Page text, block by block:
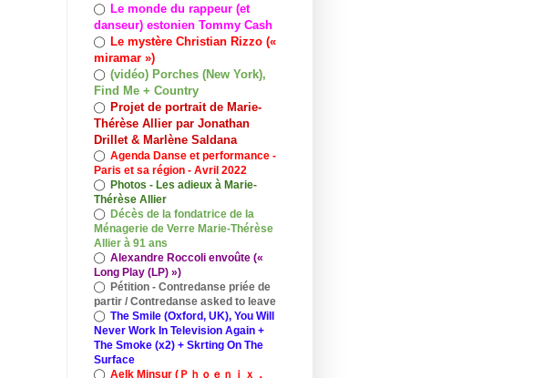
◯ Le monde du rappeur (et
danseur) estonien Tommy Cash
◯ Le mystère Christian Rizzo («
miramar »)
◯ (vidéo) Porches (New York),
Find Me + Country
◯ Projet de portrait de Marie-
Thérèse Allier par Jonathan
Drillet & Marlène Saldana
◯ Agenda Danse et performance -
Paris et sa région - Avril 2022
◯ Photos - Les adieux à Marie-
Thérèse Allier
◯ Décès de la fondatrice de la
Ménagerie de Verre Marie-Thérèse
Allier à 91 ans
◯ Alexandre Roccoli envoûte («
Long Play (LP) »)
◯ Pétition - Contredanse priée de
partir / Contredanse asked to leave
◯ The Smile (Oxford, UK), You Will
Never Work In Television Again +
The Smoke (x2) + Skrting On The
Surface
◯ Aelk Minsur (Ｐｈｏｅｎｉｘ，